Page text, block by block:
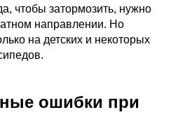
чтобы затормозить, нужно
направлении. Но
на детских и некоторых
ошибки при